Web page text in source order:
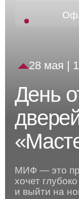
День
МИФ — это
хочет глубоко
и выйти на
и топовые
сообщество
Обучение по